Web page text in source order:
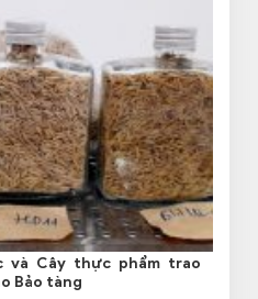
và Cây thực phẩm trao
Bảo tàng